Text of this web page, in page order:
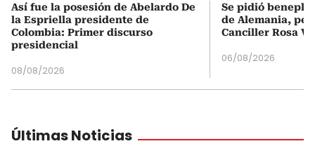
Así fue la posesión de Abelardo De
la Espriella presidente de
Colombia: Primer discurso
presidencial
08/08/2026
Se pidió
de Alemania,
Canciller Rosa
06/08/2026
Últimas Noticias